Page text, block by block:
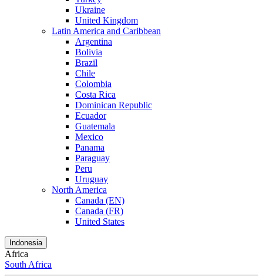
Ukraine
United Kingdom
Latin America and Caribbean
Argentina
Bolivia
Brazil
Chile
Colombia
Costa Rica
Dominican Republic
Ecuador
Guatemala
Mexico
Panama
Paraguay
Peru
Uruguay
North America
Canada (EN)
Canada (FR)
United States
Indonesia
Africa
South Africa